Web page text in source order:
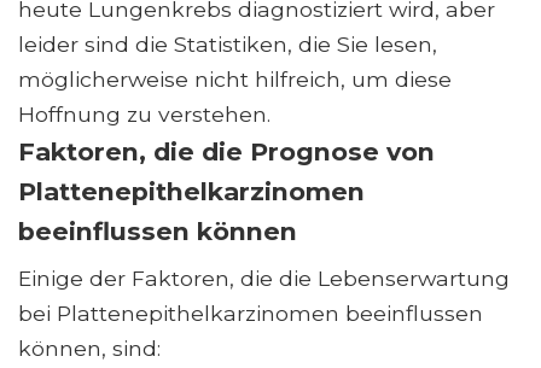
heute Lungenkrebs diagnostiziert wird, aber
leider sind die Statistiken, die Sie lesen,
möglicherweise nicht hilfreich, um diese
Hoffnung zu verstehen.
Faktoren, die die Prognose von
Plattenepithelkarzinomen
beeinflussen können
Einige der Faktoren, die die Lebenserwartung
bei Plattenepithelkarzinomen beeinflussen
können, sind: